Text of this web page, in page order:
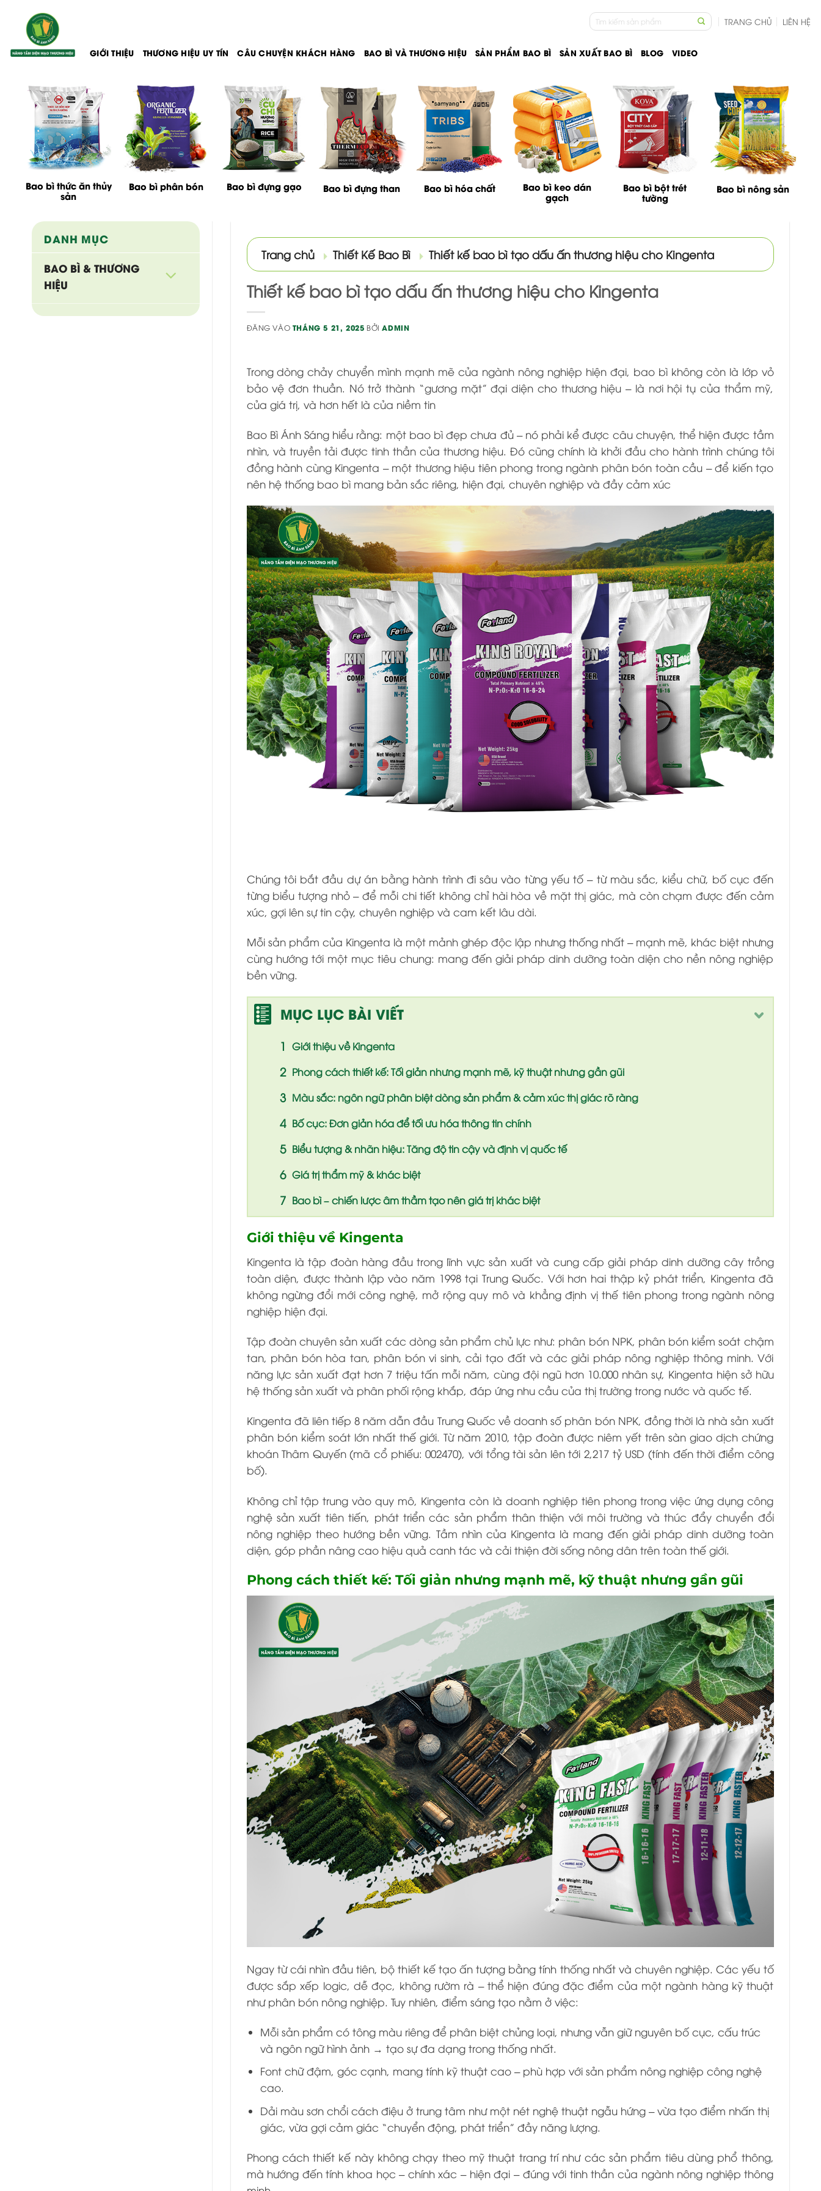
dung
Tìm
kiếm:
TRANG CHỦ LIÊN HỆ
GIỚI THIỆU THƯƠNG HIỆU UY TÍN CÂU CHUYỆN KHÁCH HÀNG BAO BÌ VÀ THƯƠNG HIỆU SẢN PHẨM BAO BÌ SẢN XUẤT BAO BÌ BLOG VIDEO
Bao bì thức ăn thủy
sản
Bao bì phân bón Bao bì đựng gạo Bao bì đựng than Bao bì hóa chất
Bao bì keo dán
gạch
Bao bì bột trét
tường
Bao bì nông sản
DANH MỤC
BAO BÌ & THƯƠNG
HIỆU
Trang chủ Thiết Kế Bao Bì Thiết kế bao bì tạo dấu ấn thương hiệu cho Kingenta
Thiết kế bao bì tạo dấu ấn thương hiệu cho Kingenta
ĐĂNG VÀO THÁNG 5 21, 2025 BỞIADMIN
Trong dòng chảy chuyển mình mạnh mẽ của ngành nông nghiệp hiện đại, bao bì không còn là lớp vỏ
bảo vệ đơn thuần. Nó trở thành “gương mặt” đại diện cho thương hiệu – là nơi hội tụ của thẩm mỹ,
của giá trị, và hơn hết là của niềm tin
Bao Bì Ánh Sáng hiểu rằng: một bao bì đẹp chưa đủ – nó phải kể được câu chuyện, thể hiện được tầm
nhìn, và truyền tải được tinh thần của thương hiệu. Đó cũng chính là khởi đầu cho hành trình chúng tôi
đồng hành cùng Kingenta – một thương hiệu tiên phong trong ngành phân bón toàn cầu – để kiến tạo
nên hệ thống bao bì mang bản sắc riêng, hiện đại, chuyên nghiệp và đầy cảm xúc
Chúng tôi bắt đầu dự án bằng hành trình đi sâu vào từng yếu tố – từ màu sắc, kiểu chữ, bố cục đến
từng biểu tượng nhỏ – để mỗi chi tiết không chỉ hài hòa về mặt thị giác, mà còn chạm được đến cảm
xúc, gợi lên sự tin cậy, chuyên nghiệp và cam kết lâu dài.
Mỗi sản phẩm của Kingenta là một mảnh ghép độc lập nhưng thống nhất – mạnh mẽ, khác biệt nhưng
cùng hướng tới một mục tiêu chung: mang đến giải pháp dinh dưỡng toàn diện cho nền nông nghiệp
bền vững.
MỤC LỤC BÀI VIẾT
Giới thiệu về Kingenta
Phong cách thiết kế: Tối giản nhưng mạnh mẽ, kỹ thuật nhưng gần gũi
Màu sắc: ngôn ngữ phân biệt dòng sản phẩm & cảm xúc thị giác rõ ràng
Bố cục: Đơn giản hóa để tối ưu hóa thông tin chính
Biểu tượng & nhãn hiệu: Tăng độ tin cậy và định vị quốc tế
Giá trị thẩm mỹ & khác biệt
Bao bì – chiến lược âm thầm tạo nên giá trị khác biệt
Giới thiệu về Kingenta
Kingenta là tập đoàn hàng đầu trong lĩnh vực sản xuất và cung cấp giải pháp dinh dưỡng cây trồng
toàn diện, được thành lập vào năm 1998 tại Trung Quốc. Với hơn hai thập kỷ phát triển, Kingenta đã
không ngừng đổi mới công nghệ, mở rộng quy mô và khẳng định vị thế tiên phong trong ngành nông
nghiệp hiện đại.
Tập đoàn chuyên sản xuất các dòng sản phẩm chủ lực như: phân bón NPK, phân bón kiểm soát chậm
tan, phân bón hòa tan, phân bón vi sinh, cải tạo đất và các giải pháp nông nghiệp thông minh. Với
năng lực sản xuất đạt hơn 7 triệu tấn mỗi năm, cùng đội ngũ hơn 10.000 nhân sự, Kingenta hiện sở hữu
hệ thống sản xuất và phân phối rộng khắp, đáp ứng nhu cầu của thị trường trong nước và quốc tế.
Kingenta đã liên tiếp 8 năm dẫn đầu Trung Quốc về doanh số phân bón NPK, đồng thời là nhà sản xuất
phân bón kiểm soát lớn nhất thế giới. Từ năm 2010, tập đoàn được niêm yết trên sàn giao dịch chứng
khoán Thâm Quyến (mã cổ phiếu: 002470), với tổng tài sản lên tới 2,217 tỷ USD (tính đến thời điểm công
bố).
Không chỉ tập trung vào quy mô, Kingenta còn là doanh nghiệp tiên phong trong việc ứng dụng công
nghệ sản xuất tiên tiến, phát triển các sản phẩm thân thiện với môi trường và thúc đẩy chuyển đổi
nông nghiệp theo hướng bền vững. Tầm nhìn của Kingenta là mang đến giải pháp dinh dưỡng toàn
diện, góp phần nâng cao hiệu quả canh tác và cải thiện đời sống nông dân trên toàn thế giới.
Phong cách thiết kế: Tối giản nhưng mạnh mẽ, kỹ thuật nhưng gần gũi
Ngay từ cái nhìn đầu tiên, bộ thiết kế tạo ấn tượng bằng tính thống nhất và chuyên nghiệp. Các yếu tố
được sắp xếp logic, dễ đọc, không rườm rà – thể hiện đúng đặc điểm của một ngành hàng kỹ thuật
như phân bón nông nghiệp. Tuy nhiên, điểm sáng tạo nằm ở việc:
Mỗi sản phẩm có tông màu riêngđể phân biệt chủng loại, nhưng vẫn giữ nguyên bố cục, cấu trúc
và ngôn ngữ hình ảnh → tạo sự đa dạng trong thống nhất.
Font chữ đậm, góc cạnh, mang tính kỹ thuật cao – phù hợp với sản phẩm nông nghiệp công nghệ
cao.
Dải màu sơn chổi cách điệu ở trung tâm như một nét nghệ thuật ngẫu hứng – vừa tạo điểm nhấn thị
giác, vừa gợi cảm giác “chuyển động, phát triển” đầy năng lượng.
Phong cách thiết kế này không chạy theo mỹ thuật trang trí như các sản phẩm tiêu dùng phổ thông,
mà hướng đến tính khoa học – chính xác – hiện đại – đúng với tinh thần của ngành nông nghiệp thông